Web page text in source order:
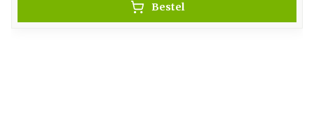
Bestel